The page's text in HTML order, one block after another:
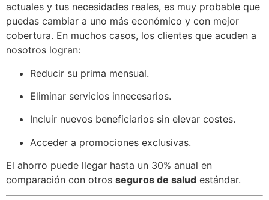
actuales y tus necesidades reales, es muy probable que
puedas cambiar a uno más económico y con mejor
cobertura. En muchos casos, los clientes que acuden a
nosotros logran:
Reducir su prima mensual.
Eliminar servicios innecesarios.
Incluir nuevos beneficiarios sin elevar costes.
Acceder a promociones exclusivas.
El ahorro puede llegar hasta un 30% anual en
comparación con otros seguros de salud estándar.